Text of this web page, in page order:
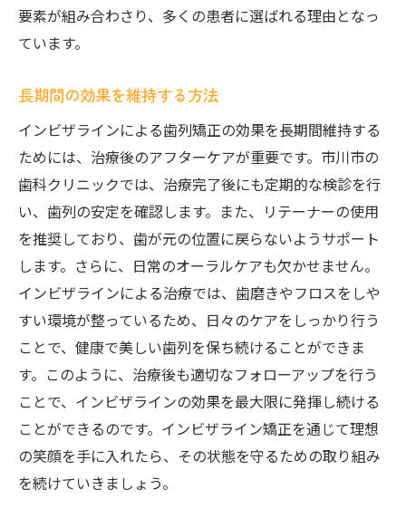
要素が組み合わさり、多くの患者に選ばれる理由となっ
ています。
長期間の効果を維持する方法
インビザラインによる歯列矯正の効果を長期間維持する
ためには、治療後のアフターケアが重要です。市川市の
歯科クリニックでは、治療完了後にも定期的な検診を行
い、歯列の安定を確認します。また、リテーナーの使用
を推奨しており、歯が元の位置に戻らないようサポート
します。さらに、日常のオーラルケアも欠かせません。
インビザラインによる治療では、歯磨きやフロスをしや
すい環境が整っているため、日々のケアをしっかり行う
ことで、健康で美しい歯列を保ち続けることができま
す。このように、治療後も適切なフォローアップを行う
ことで、インビザラインの効果を最大限に発揮し続ける
ことができるのです。インビザライン矯正を通じて理想
の笑顔を手に入れたら、その状態を守るための取り組み
を続けていきましょう。